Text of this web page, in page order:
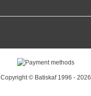
Copyright © Batiskaf 1996 - 2026